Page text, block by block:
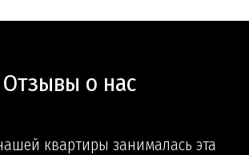
Отзывы о нас
квартиры занималась эта